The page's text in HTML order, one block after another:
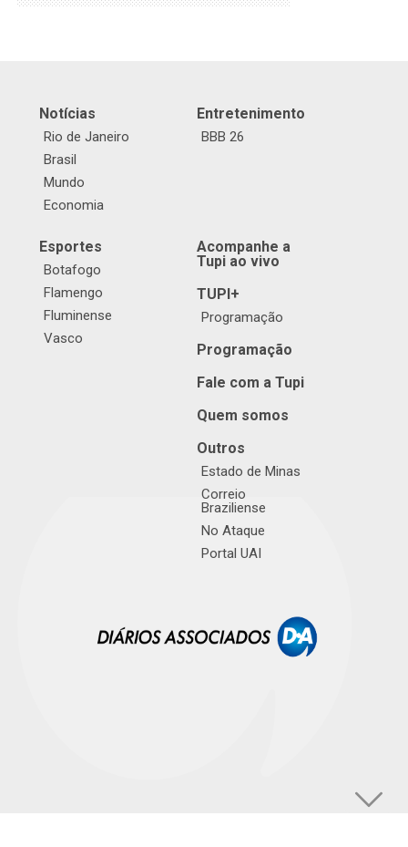
Notícias
Rio de Janeiro
Brasil
Mundo
Economia
Entretenimento
BBB 26
Esportes
Botafogo
Flamengo
Fluminense
Vasco
Acompanhe a
Tupi ao vivo
TUPI+
Programação
Programação
Fale com a Tupi
Quem somos
Outros
Estado de Minas
Correio
Braziliense
No Ataque
Portal UAI